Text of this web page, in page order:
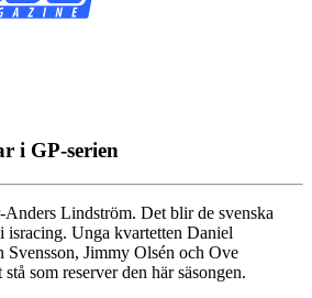
i GP-serien
Anders Lindström. Det blir de svenska
isracing. Unga kvartetten Daniel
Jimmy Olsén och Ove
som reserver den här säsongen.